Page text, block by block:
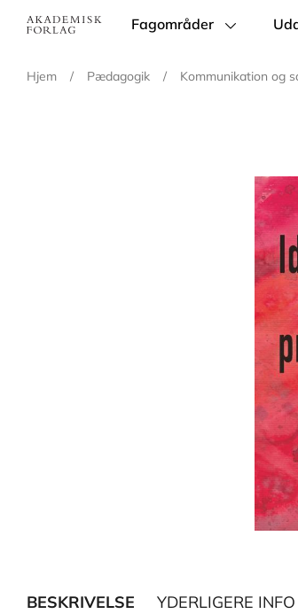
Main
Fagområder
Hjem / Pædagogik / Kommunikation og
BESKRIVELSE YDERLIGERE INFO